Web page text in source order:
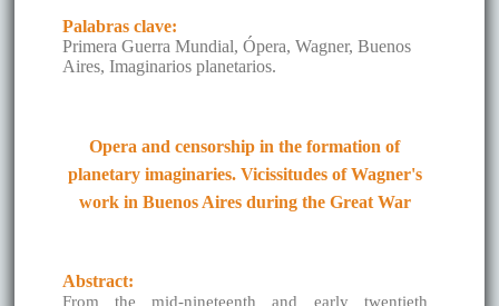
Palabras clave:
Primera Guerra Mundial, Ópera, Wagner, Buenos
Aires, Imaginarios planetarios.
Opera and censorship in the formation of
planetary imaginaries. Vicissitudes of Wagner's
work in Buenos Aires during the Great War
Abstract:
From the mid-nineteenth and early twentieth